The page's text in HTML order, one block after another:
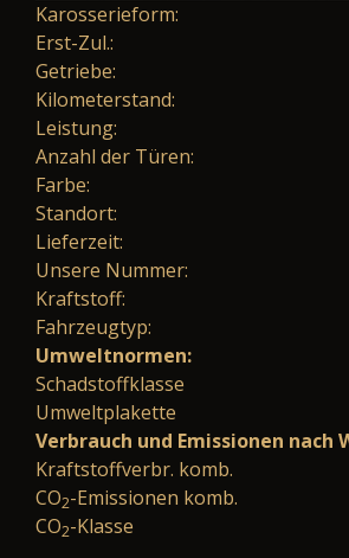
Karosserieform:
Erst-Zul.:
Getriebe:
Kilometerstand:
Leistung:
Anzahl der Türen:
Farbe:
Standort:
Lieferzeit:
Unsere Nummer:
Kraftstoff:
Fahrzeugtyp:
Umweltnormen:
Schadstoffklasse
Umweltplakette
Verbrauch und Emissionen nach
Kraftstoffverbr. komb.
CO2-Emissionen komb.
CO2-Klasse